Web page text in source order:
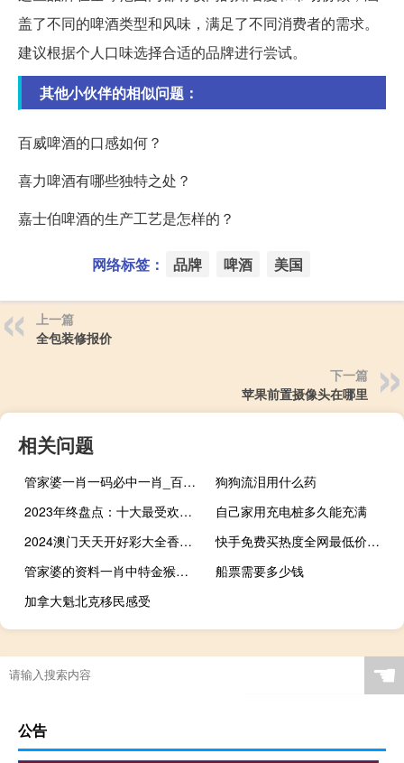
盖了不同的啤酒类型和风味，满足了不同消费者的需求。
建议根据个人口味选择合适的品牌进行尝试。
其他小伙伴的相似问题：
百威啤酒的口感如何？
喜力啤酒有哪些独特之处？
嘉士伯啤酒的生产工艺是怎样的？
网络标签： 品牌 啤酒 美国
上一篇
全包装修报价
下一篇
苹果前置摄像头在哪里
相关问题
管家婆一肖一码必中一肖_百度人工智能_安卓版636.64.34
狗狗流泪用什么药
2023年终盘点：十大最受欢迎的韩剧情侣
自己家用充电桩多久能充满
2024澳门天天开好彩大全香港__解释落实准入制度-1036.ISO.203
快手免费买热度全网最低价刷空间赞软件手机版
管家婆的资料一肖中特金猴王_百度人工智能_安卓版636.64.760
船票需要多少钱
加拿大魁北克移民感受
☚
公告